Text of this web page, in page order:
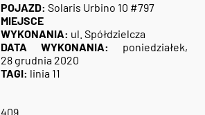
POJAZD: Solaris Urbino 10 #797
MIEJSCE
WYKONANIA: ul. Spółdzielcza
DATA WYKONANIA:
poniedziałek,
28 grudnia 2020
TAGI: linia 11
409